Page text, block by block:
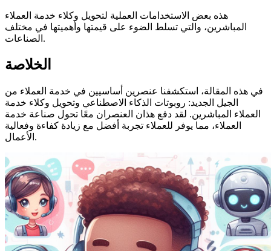
هذه بعض الاستخدامات العملية لتحويل وكلاء خدمة العملاء
المباشرين، والتي تسلط الضوء على قيمتها وأهميتها في مختلف
الصناعات.
الخلاصة
في هذه المقالة، استكشفنا عنصرين أساسيين في خدمة العملاء من
الجيل الجديد: روبوتات الذكاء الاصطناعي وتحويل وكلاء خدمة
العملاء المباشرين. لقد دفع هذان العنصران معًا تحول صناعة خدمة
العملاء، مما يوفر للعملاء تجربة أفضل مع زيادة كفاءة وفعالية
الأعمال.